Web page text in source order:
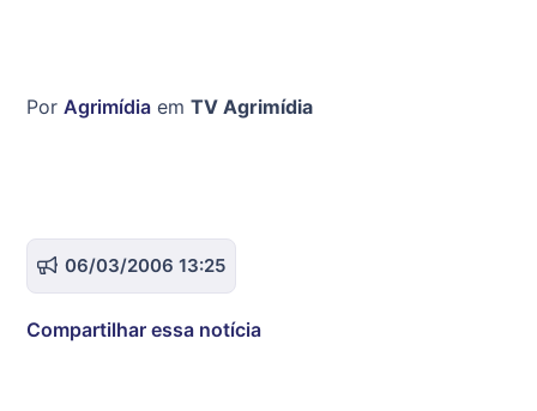
Por Agrimídia em TV Agrimídia
06/03/2006 13:25
Compartilhar essa notícia